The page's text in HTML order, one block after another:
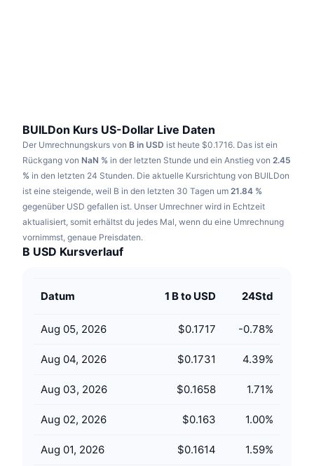
Sport
Finanzen
Technologie
NFT
NFT-Statistiken insgesamt
Anstehende Verkäufe
RSI
MACD
Derivate
Liquidationen
Finanzierungsraten
Forschung/Recherche
Videos
Wörterbuch
Kampagnen
Diamant-Prämien
Lernen und verdienen
ICO-Kalender
Ereigniskalender
BUILDon Kurs US-Dollar Live Daten
Der Umrechnungskurs von B in USD ist heute $0.1716. Das ist ein
Rückgang von NaN % in der letzten Stunde und ein Anstieg von 2.45
% in den letzten 24 Stunden. Die aktuelle Kursrichtung von BUILDon
ist eine steigende, weil B in den letzten 30 Tagen um 21.84 %
gegenüber USD gefallen ist. Unser Umrechner wird in Echtzeit
aktualisiert, somit erhältst du jedes Mal, wenn du eine Umrechnung
vornimmst, genaue Preisdaten.
B USD Kursverlauf
Datum 1 B to USD 24Std
Aug 05, 2026 $0.1717 -0.78%
Aug 04, 2026 $0.1731 4.39%
Aug 03, 2026 $0.1658 1.71%
Aug 02, 2026 $0.163 1.00%
Aug 01, 2026 $0.1614 1.59%